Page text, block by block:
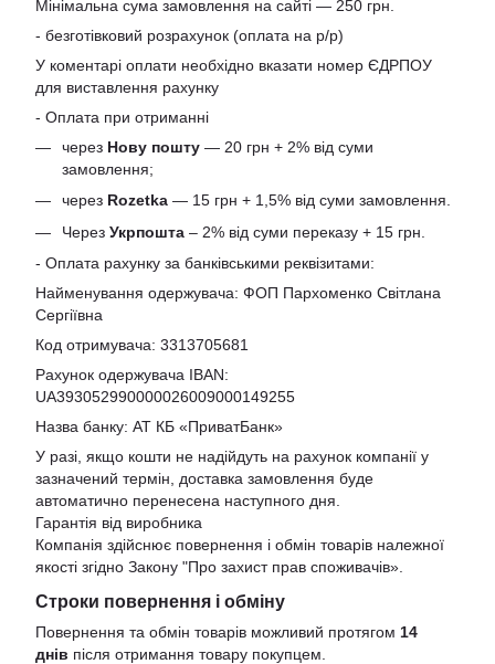
Мінімальна сума замовлення на сайті — 250 грн.
- безготівковий розрахунок (оплата на р/р)
У коментарі оплати необхідно вказати номер ЄДРПОУ
для виставлення рахунку
- Оплата при отриманні
через Нову пошту — 20 грн + 2% від суми
замовлення;
через Rozetka — 15 грн + 1,5% від суми замовлення.
Через Укрпошта – 2% від суми переказу + 15 грн.
- Оплата рахунку за банківськими реквізитами:
Найменування одержувача: ФОП Пархоменко Світлана
Сергіївна
Код отримувача: 3313705681
Рахунок одержувача IBAN:
UA393052990000026009000149255
Назва банку: АТ КБ «ПриватБанк»
У разі, якщо кошти не надійдуть на рахунок компанії у
зазначений термін, доставка замовлення буде
автоматично перенесена наступного дня.
Гарантія від виробника
Компанія здійснює повернення і обмін товарів належної
якості згідно Закону "Про захист прав споживачів»
Строки повернення і обміну
Повернення та обмін товарів можливий протягом 14
днів після отримання товару покупцем.